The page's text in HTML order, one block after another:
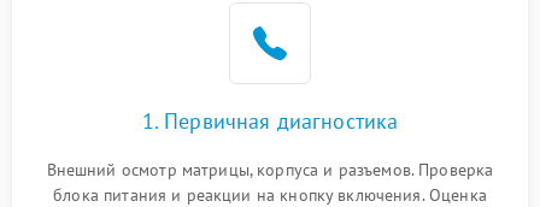
1. Первичная диагностика
Внешний осмотр матрицы, корпуса и разъемов. Проверка
блока питания и реакции на кнопку включения. Оценка